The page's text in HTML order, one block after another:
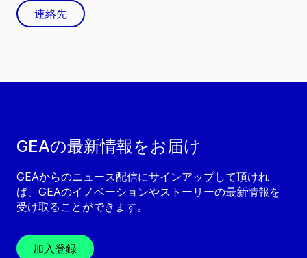
GEAの最新情報をお届け
GEAからのニュース配信にサインアップして頂けれ
ば、GEAのイノベーションやストーリーの最新情報を
受け取ることができます。
加入登録
連絡先